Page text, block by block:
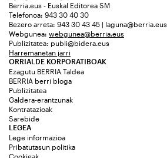
Berria.eus - Euskal Editorea SM
Telefonoa: 943 30 40 30
Bezero arreta: 943 30 43 45 | laguna@berria.eus
Webgunea: webgunea@berria.eus
Publizitatea: publi@bidera.eus
Harremanetan jarri
ORRIALDE KORPORATIBOAK
Ezagutu BERRIA Taldea
BERRIA berri bloga
Publizitatea
Galdera-erantzunak
Kontratazioak
Sarebide
LEGEA
Lege informazioa
Pribatutasun politika
Cookieak